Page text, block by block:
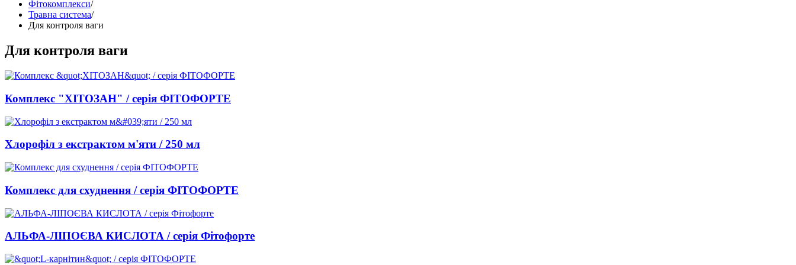
Фітокомплекси/
Травна система/
Для контроля ваги
Для контроля ваги
Комплекс "ХІТОЗАН" / серія ФІТОФОРТЕ
Хлорофіл з екстрактом м'яти / 250 мл
Комплекс для схуднення / серія ФІТОФОРТЕ
АЛЬФА-ЛІПОЄВА КИСЛОТА / серія Фітофорте